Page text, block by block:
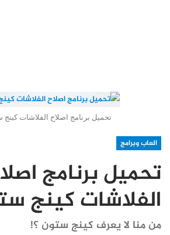
تحميل برنامج اصلاح الفلاشات كينج
العاب وبرامج
تحميل برنامج
الفلاشات كينج
من منا لا يعرف كينج ستون ؟!